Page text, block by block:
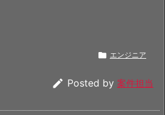
 エンジニア
 Posted by 案件担当